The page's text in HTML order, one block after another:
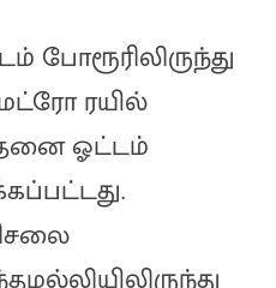
போரூரிலிருந்து
ரயில்
ஓட்டம்